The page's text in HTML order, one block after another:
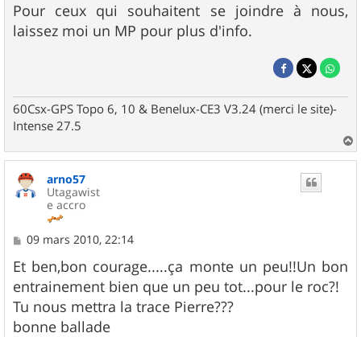
Pour ceux qui souhaitent se joindre à nous,
laissez moi un MP pour plus d'info.
60Csx-GPS Topo 6, 10 & Benelux-CE3 V3.24 (merci le site)-
Intense 27.5
a
u
arno57
Utagawist
e accro
M
s
s
a
g
e
09 mars 2010, 22:14
Et ben,bon courage.....ça monte un peu!!Un bon
entrainement bien que un peu tot...pour le roc?!
Tu nous mettra la trace Pierre???
bonne ballade